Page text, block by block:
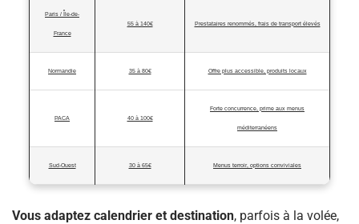
Paris / Île-de-
France
55 à 140€ Prestataires renommés, frais de transport élevés
Normandie 35 à 80€ Offre plus accessible, produits locaux
PACA 40 à 100€
Forte concurrence, prime aux menus
méditerranéens
Sud-Ouest 30 à 65€ Menus terroir, options conviviales
Vous adaptez calendrier et destination, parfois à la volée,